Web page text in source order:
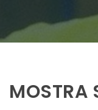
MOSTRA